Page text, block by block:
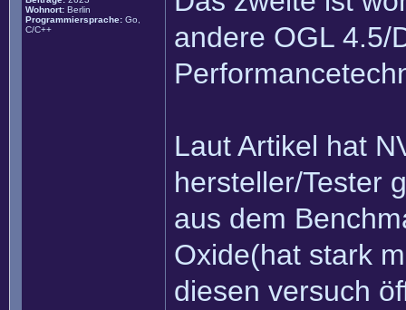
Wohnort: Berlin
Programmiersprache: Go,
C/C++
andere OGL 4.5/
Laut Artikel hat
hersteller/Tester
aus dem
Oxide(hat stark
diesen versuch